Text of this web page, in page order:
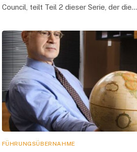
Council, teilt Teil 2 dieser Serie, der die…
FÜHRUNGSÜBERNAHME